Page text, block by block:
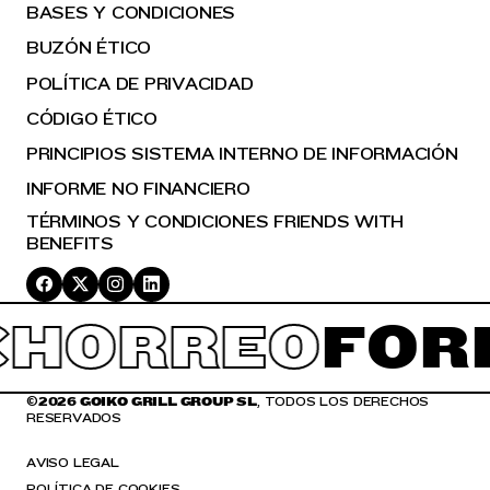
BASES Y CONDICIONES
BUZÓN ÉTICO
POLÍTICA DE PRIVACIDAD
CÓDIGO ÉTICO
PRINCIPIOS SISTEMA INTERNO DE INFORMACIÓN
INFORME NO FINANCIERO
TÉRMINOS Y CONDICIONES FRIENDS WITH
BENEFITS
©2026 GOIKO GRILL GROUP SL, TODOS LOS DERECHOS
RESERVADOS
AVISO LEGAL